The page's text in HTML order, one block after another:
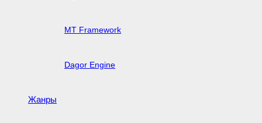
MT Framework
Dagor Engine
Жанры